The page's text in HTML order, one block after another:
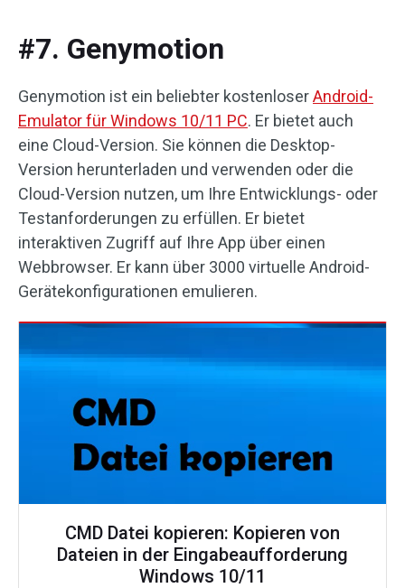
#7. Genymotion
Genymotion ist ein beliebter kostenloserAndroid-
Emulator für Windows 10/11 PC. Er bietet auch
eine Cloud-Version. Sie können die Desktop-
Version herunterladen und verwenden oder die
Cloud-Version nutzen, um Ihre Entwicklungs- oder
Testanforderungen zu erfüllen. Er bietet
interaktiven Zugriff auf Ihre App über einen
Webbrowser. Er kann über 3000 virtuelle Android-
Gerätekonfigurationen emulieren.
CMD Datei kopieren: Kopieren von
Dateien in der Eingabeaufforderung
Windows 10/11